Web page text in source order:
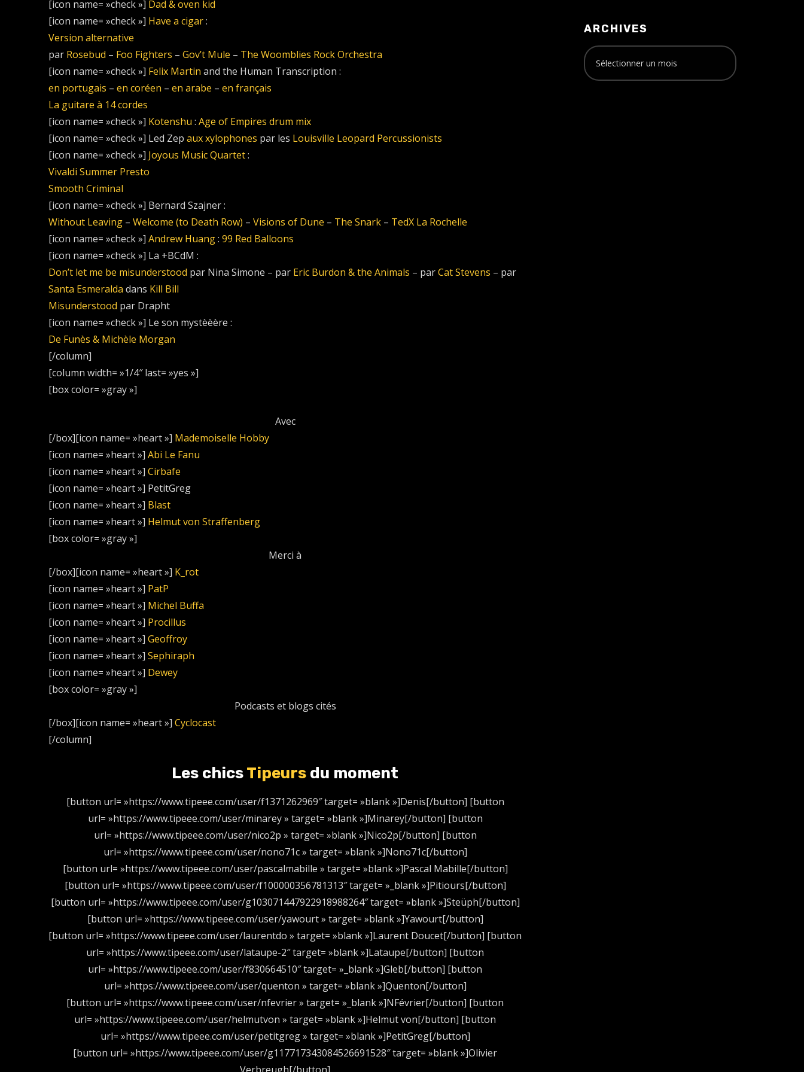
[icon name= »check »] Dad & oven kid
[icon name= »check »] Have a cigar:
Version alternative
par Rosebud – Foo Fighters – Gov’t Mule – The Woomblies Rock Orchestra
[icon name= »check »] Felix Martin and the Human Transcription :
en portugais – en coréen – en arabe – en français
La guitare à 14 cordes
[icon name= »check »] Kotenshu : Age of Empires drum mix
[icon name= »check »] Led Zep aux xylophones par les Louisville Leopard Percussionists
[icon name= »check »] Joyous Music Quartet:
Vivaldi Summer Presto
Smooth Criminal
[icon name= »check »] Bernard Szajner :
Without Leaving– Welcome (to Death Row) – Visions of Dune – The Snark– TedX La Rochelle
[icon name= »check »] Andrew Huang: 99 Red Balloons
[icon name= »check »] La +BCdM :
Don’t let me be misunderstood par Nina Simone – par Eric Burdon & the Animals – parCat Stevens – par
Santa Esmeralda dans Kill Bill
Misunderstood par Drapht
[icon name= »check »] Le son mystèèère :
De Funès & Michèle Morgan
[/column]
[column width= »1/4″ last= »yes »]
[box color= »gray »]
Avec
[/box][icon name= »heart »] Mademoiselle Hobby
[icon name= »heart »] Abi Le Fanu
[icon name= »heart »] Cirbafe
[icon name= »heart »] PetitGreg
[icon name= »heart »] Blast
[icon name= »heart »] Helmut von Straffenberg
[box color= »gray »]
Merci à
[/box][icon name= »heart »] K_rot
[icon name= »heart »] PatP
[icon name= »heart »] Michel Buffa
[icon name= »heart »] Procillus
[icon name= »heart »] Geoffroy
[icon name= »heart »] Sephiraph
[icon name= »heart »] Dewey
[box color= »gray »]
Podcasts et blogs cités
[/box][icon name= »heart »] Cyclocast
[/column]
Les chicsTipeurs du moment
[button url= »https://www.tipeee.com/user/f1371262969″ target= »blank »]Denis[/button] [button
url= »https://www.tipeee.com/user/minarey » target= »blank »]Minarey[/button] [button
url= »https://www.tipeee.com/user/nico2p » target= »blank »]Nico2p[/button] [button
url= »https://www.tipeee.com/user/nono71c » target= »blank »]Nono71c[/button]
[button url= »https://www.tipeee.com/user/pascalmabille » target= »blank »]Pascal Mabille[/button]
[button url= »https://www.tipeee.com/user/f100000356781313″ target= »_blank »]Pitiours[/button]
[button url= »https://www.tipeee.com/user/g103071447922918988264″ target= »blank »]Steüph[/button]
[button url= »https://www.tipeee.com/user/yawourt » target= »blank »]Yawourt[/button]
[button url= »https://www.tipeee.com/user/laurentdo » target= »blank »]Laurent Doucet[/button] [button
url= »https://www.tipeee.com/user/lataupe-2″ target= »blank »]Lataupe[/button] [button
url= »https://www.tipeee.com/user/f830664510″ target= »_blank »]Gleb[/button] [button
url= »https://www.tipeee.com/user/quenton » target= »blank »]Quenton[/button]
[button url= »https://www.tipeee.com/user/nfevrier » target= »_blank »]NFévrier[/button] [button
url= »https://www.tipeee.com/user/helmutvon » target= »blank »]Helmut von[/button] [button
url= »https://www.tipeee.com/user/petitgreg » target= »blank »]PetitGreg[/button]
[button url= »https://www.tipeee.com/user/g117717343084526691528″ target= »blank »]Olivier
ARCHIVES